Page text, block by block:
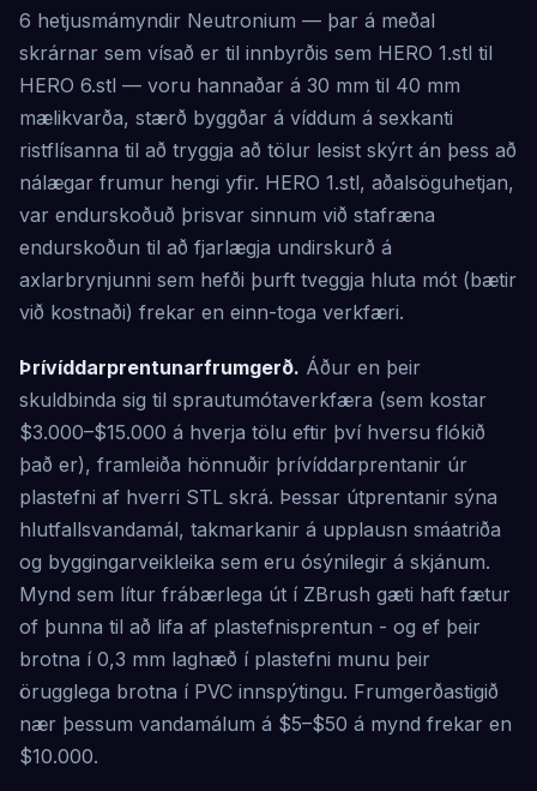
6 hetjusmámyndir Neutronium — þar á meðal
skrárnar sem vísað er til innbyrðis sem HERO 1.stl til
HERO 6.stl — voru hannaðar á 30 mm til 40 mm
mælikvarða, stærð byggðar á víddum á sexkanti
ristflísanna til að tryggja að tölur lesist skýrt án þess að
nálægar frumur hengi yfir. HERO 1.stl, aðalsöguhetjan,
var endurskoðuð þrisvar sinnum við stafræna
endurskoðun til að fjarlægja undirskurð á
axlarbrynjunni sem hefði þurft tveggja hluta mót (bætir
við kostnaði) frekar en einn-toga verkfæri.
Þrívíddarprentunarfrumgerð. Áður en þeir
skuldbinda sig til sprautumótaverkfæra (sem kostar
$3.000–$15.000 á hverja tölu eftir því hversu flókið
það er), framleiða hönnuðir þrívíddarprentanir úr
plastefni af hverri STL skrá. Þessar útprentanir sýna
hlutfallsvandamál, takmarkanir á upplausn smáatriða
og byggingarveikleika sem eru ósýnilegir á skjánum.
Mynd sem lítur frábærlega út í ZBrush gæti haft fætur
of þunna til að lifa af plastefnisprentun - og ef þeir
brotna í 0,3 mm laghæð í plastefni munu þeir
örugglega brotna í PVC innspýtingu. Frumgerðastigið
nær þessum vandamálum á $5–$50 á mynd frekar en
$10.000.